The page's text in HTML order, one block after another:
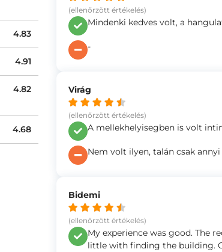
4.83
4.91
4.82
4.68
(ellenőrzött értékelés)
Mindenki kedves volt, a
-
Virág
(ellenőrzött értékelés)
A mellekhelyisegben is volt
Nem volt ilyen, talán csak
Bidemi
(ellenőrzött értékelés)
My experience was good. The
little with finding the building.